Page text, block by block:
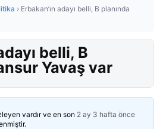
› Erbakan’ın adayı belli, B planında
belli, B
Yavaş var
vardır ve en son 2 ay 3 hafta önce